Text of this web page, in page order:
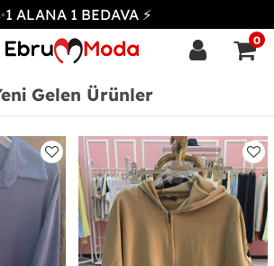
ALANA 1 BEDAVA ⚡
0
Gelen Ürünler